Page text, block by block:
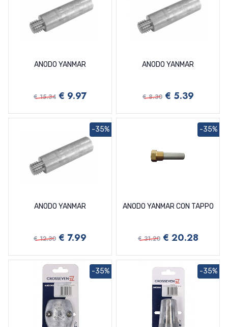
ANODO YANMAR
€ 15.34 € 9.97
ANODO YANMAR
€ 8.30 € 5.39
ANODO YANMAR
€ 12.30 € 7.99
-35%
ANODO YANMAR CON TAPPO
€ 31.20 € 20.28
-35%
-35% -35%